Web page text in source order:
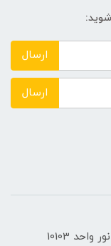
ارسال
ارسال
10103